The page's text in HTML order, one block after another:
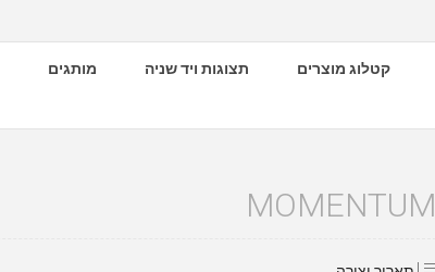
קטלוג מוצרים תצוגות ויד שניה מותגים
MOMENTUM